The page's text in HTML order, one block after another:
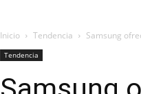
Inicio Tendencia Samsung
Tendencia